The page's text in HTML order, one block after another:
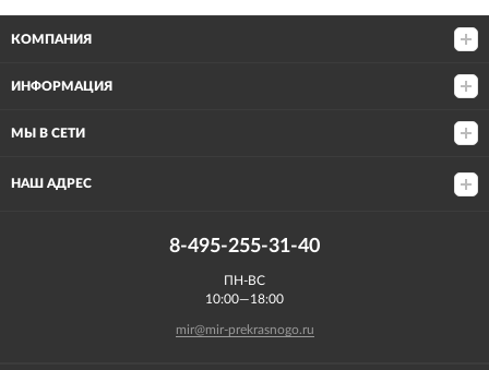
КОМПАНИЯ
ИНФОРМАЦИЯ
МЫ В СЕТИ
НАШ АДРЕС
8-495-255-31-40
ПН-ВС
10:00—18:00
mir@mir-prekrasnogo.ru